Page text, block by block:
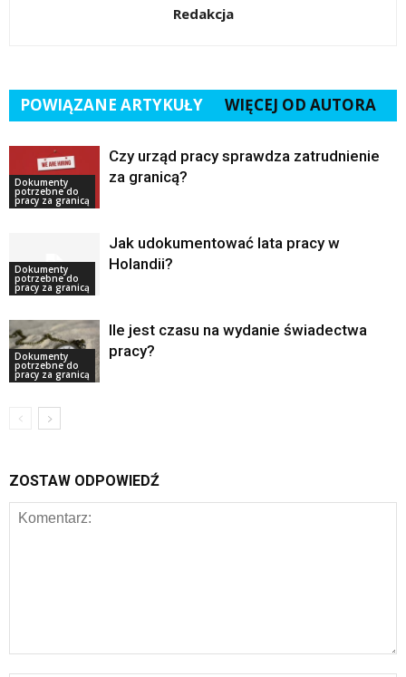
Redakcja
POWIĄZANE ARTYKUŁY WIĘCEJ OD AUTORA
Dokumenty
potrzebne do
pracy za granicą
Czy urząd pracy sprawdza zatrudnienie
za granicą?
Dokumenty
potrzebne do
pracy za granicą
Jak udokumentować lata pracy w
Holandii?
Dokumenty
potrzebne do
pracy za granicą
Ile jest czasu na wydanie świadectwa
pracy?
ZOSTAW ODPOWIEDŹ